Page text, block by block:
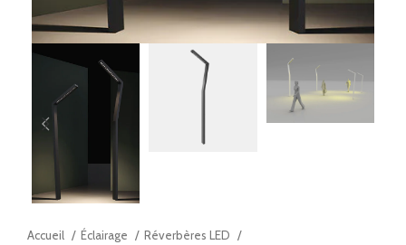
Accueil Éclairage
Réverbères LED